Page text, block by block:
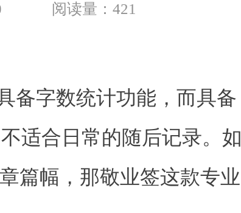
阅读量：421
备字数统计功能，而具备
适合日常的随后记录。如
篇幅，那敬业签这款专业